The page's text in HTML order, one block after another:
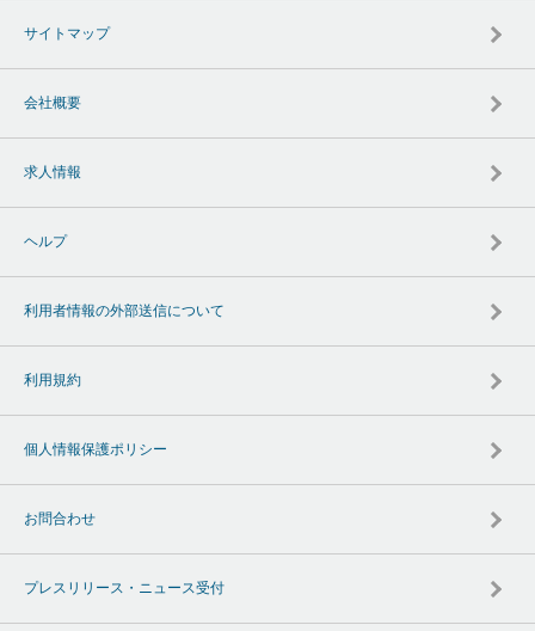
サイトマップ
会社概要
求人情報
ヘルプ
利用者情報の外部送信について
利用規約
個人情報保護ポリシー
お問合わせ
プレスリリース・ニュース受付